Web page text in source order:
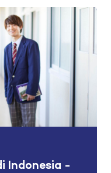
Indonesia -